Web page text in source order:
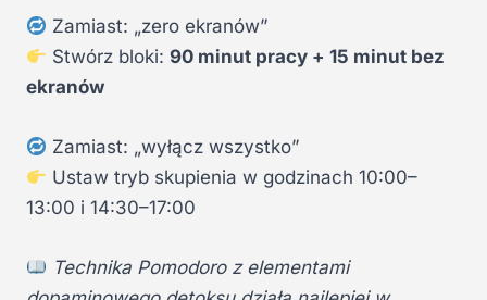
Zamiast: „zero ekranów”
Stwórz bloki:90 minut pracy + 15 minut bez
ekranów
Zamiast: „wyłącz wszystko”
Ustaw tryb skupienia w godzinach 10:00–
13:00 i 14:30–17:00
Technika Pomodoro z elementami